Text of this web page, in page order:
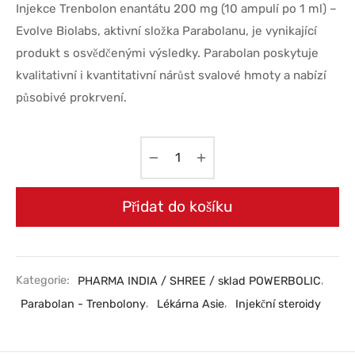
Injekce Trenbolon enantátu 200 mg (10 ampulí po 1 ml) –
Evolve Biolabs, aktivní složka Parabolanu, je vynikající
produkt s osvědčenými výsledky. Parabolan poskytuje
kvalitativní i kvantitativní nárůst svalové hmoty a nabízí
působivé prokrvení.
Přidat do košíku
Kategorie: PHARMA INDIA / SHREE / sklad POWERBOLIC,
Parabolan - Trenbolony, Lékárna Asie, Injekční steroidy